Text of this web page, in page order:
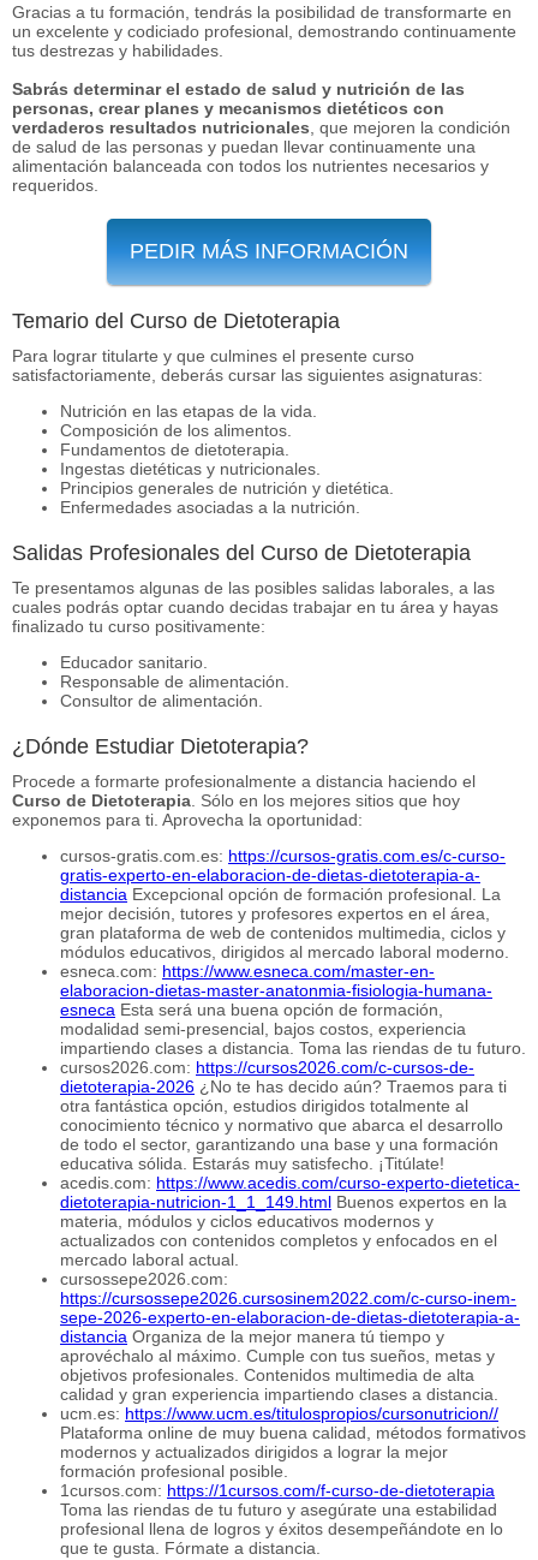
Gracias a tu formación, tendrás la posibilidad de transformarte en
un excelente y codiciado profesional, demostrando continuamente
tus destrezas y habilidades.
Sabrás determinar el estado de salud y nutrición de las
personas, crear planes y mecanismos dietéticos con
verdaderos resultados nutricionales , que mejoren la condición
de salud de las personas y puedan llevar continuamente una
alimentación balanceada con todos los nutrientes necesarios y
requeridos.
PEDIR MÁS INFORMACIÓN
Temario del Curso de Dietoterapia
Para lograr titularte y que culmines el presente curso
satisfactoriamente, deberás cursar las siguientes asignaturas:
Nutrición en las etapas de la vida.
Composición de los alimentos.
Fundamentos de dietoterapia.
Ingestas dietéticas y nutricionales.
Principios generales de nutrición y dietética.
Enfermedades asociadas a la nutrición.
Salidas Profesionales del Curso de Dietoterapia
Te presentamos algunas de las posibles salidas laborales, a las
cuales podrás optar cuando decidas trabajar en tu área y hayas
finalizado tu curso positivamente:
Educador sanitario.
Responsable de alimentación.
Consultor de alimentación.
¿Dónde Estudiar Dietoterapia?
Procede a formarte profesionalmente a distancia haciendo el
Curso de Dietoterapia . Sólo en los mejores sitios que hoy
exponemos para ti. Aprovecha la oportunidad:
cursos-gratis.com.es: https://cursos-gratis.com.es/c-curso-
gratis-experto-en-elaboracion-de-dietas-dietoterapia-a-
distancia Excepcional opción de formación profesional. La
mejor decisión, tutores y profesores expertos en el área,
gran plataforma de web de contenidos multimedia, ciclos y
módulos educativos, dirigidos al mercado laboral moderno.
esneca.com: https://www.esneca.com/master-en-
elaboracion-dietas-master-anatonmia-fisiologia-humana-
esneca Esta será una buena opción de formación,
modalidad semi-presencial, bajos costos, experiencia
impartiendo clases a distancia. Toma las riendas de tu futuro.
cursos2026.com: https://cursos2026.com/c-cursos-de-
dietoterapia-2026 ¿No te has decido aún? Traemos para ti
otra fantástica opción, estudios dirigidos totalmente al
conocimiento técnico y normativo que abarca el desarrollo
de todo el sector, garantizando una base y una formación
educativa sólida. Estarás muy satisfecho. ¡Titúlate!
acedis.com: https://www.acedis.com/curso-experto-dietetica-
dietoterapia-nutricion-1_1_149.html Buenos expertos en la
materia, módulos y ciclos educativos modernos y
actualizados con contenidos completos y enfocados en el
mercado laboral actual.
cursossepe2026.com:
https://cursossepe2026.cursosinem2022.com/c-curso-inem-
sepe-2026-experto-en-elaboracion-de-dietas-dietoterapia-a-
distancia Organiza de la mejor manera tú tiempo y
aprovéchalo al máximo. Cumple con tus sueños, metas y
objetivos profesionales. Contenidos multimedia de alta
calidad y gran experiencia impartiendo clases a distancia.
ucm.es: https://www.ucm.es/titulospropios/cursonutricion//
Plataforma online de muy buena calidad, métodos formativos
modernos y actualizados dirigidos a lograr la mejor
formación profesional posible.
1cursos.com: https://1cursos.com/f-curso-de-dietoterapia
Toma las riendas de tu futuro y asegúrate una estabilidad
profesional llena de logros y éxitos desempeñándote en lo
que te gusta. Fórmate a distancia.